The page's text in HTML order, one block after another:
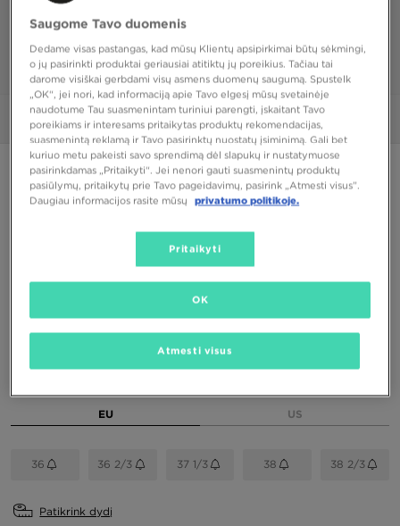
Nuotraukos 360°
PUIKUS PASIŪLYMAS
ONLY AT JD
ADIDAS DROP STEP J
41,00 €
EU US
36 36 2/3 37 1/3 38 38 2/3
Patikrink dydį
Saugome Tavo duomenis
Dedame visas pastangas, kad mūsų Klientų apsipirkimai būtų sėkmingi,
o jų pasirinkti produktai geriausiai atitiktų jų poreikius. Tačiau tai
darome visiškai gerbdami visų asmens duomenų saugumą. Spustelk
„OK“, jei nori, kad informaciją apie Tavo elgesį mūsų svetainėje
naudotume Tau suasmenintam turiniui parengti, įskaitant Tavo
poreikiams ir interesams pritaikytas produktų rekomendacijas,
suasmenintą reklamą ir Tavo pasirinktų nuostatų įsiminimą. Gali bet
kuriuo metu pakeisti savo sprendimą dėl slapukų ir nustatymuose
pasirinkdamas „Pritaikyti“. Jei nenori gauti suasmenintų produktų
pasiūlymų, pritaikytų prie Tavo pageidavimų, pasirink „Atmesti visus”.
Daugiau informacijos rasite mūsų
privatumo politikoje.
Pritaikyti
Atmesti visus
OK